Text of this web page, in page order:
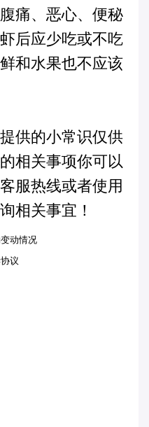
痛、恶心、便秘
后应少吃或不吃
和水果也不应该
供的小常识仅供
相关事项你可以
服热线或者使用
相关事宜！
动情况
议